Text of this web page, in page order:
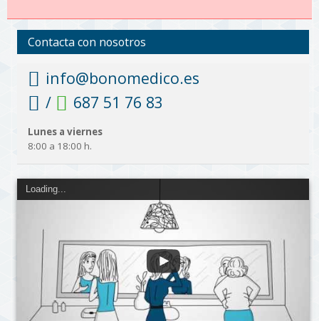
Contacta con nosotros
info@bonomedico.es
/
687 51 76 83
Lunes a viernes
8:00 a 18:00 h.
Loading...